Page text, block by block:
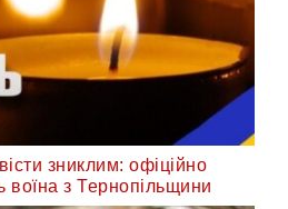
зниклим: офіційно
воїна з Тернопільщини